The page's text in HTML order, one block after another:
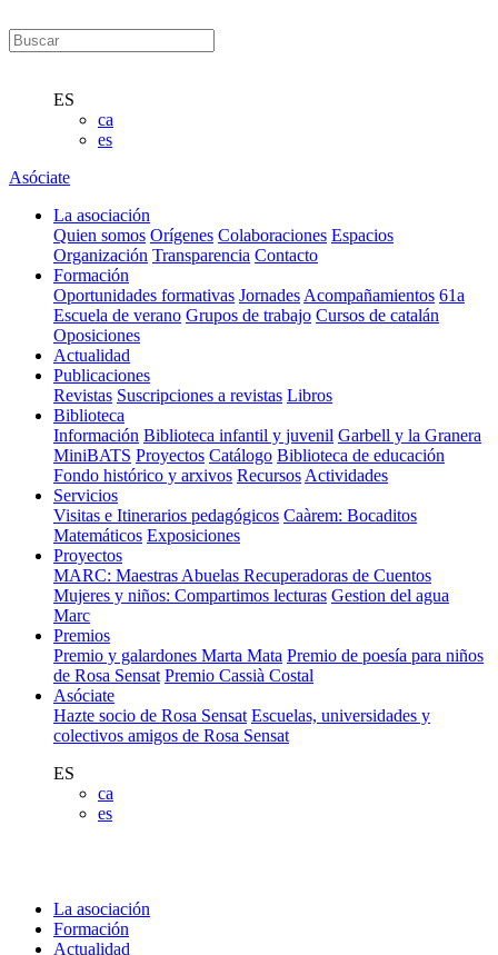
ES
ca
es
Asóciate
La asociación
Quien somos Orígenes Colaboraciones Espacios
Organización Transparencia Contacto
Formación
Oportunidades formativas Jornades Acompañamientos 61a
Escuela de verano Grupos de trabajo Cursos de catalán
Oposiciones
Actualidad
Publicaciones
Revistas Suscripciones a revistas Libros
Biblioteca
Información Biblioteca infantil y juvenil Garbell y la Granera
MiniBATS Proyectos Catálogo Biblioteca de educación
Fondo histórico y arxivos Recursos Actividades
Servicios
Visitas e Itinerarios pedagógicos Caàrem: Bocaditos
Matemáticos Exposiciones
Proyectos
MARC: Maestras Abuelas Recuperadoras de Cuentos
Mujeres y niños: Compartimos lecturas Gestion del agua
Marc
Premios
Premio y galardones Marta Mata Premio de poesía para niños
de Rosa Sensat Premio Cassià Costal
Asóciate
Hazte socio de Rosa Sensat Escuelas, universidades y
colectivos amigos de Rosa Sensat
ES
ca
es
La asociación
Formación
Actualidad